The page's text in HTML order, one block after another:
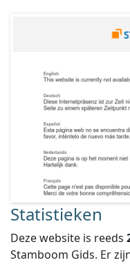
Statistieken
Deze website is reeds
Stamboom Gids. Er